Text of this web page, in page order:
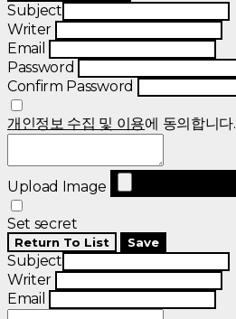
Subject
Writer
Email
Password
Confirm Password
개인정보 수집 및 이용에 동의합니다.
Upload Image
Set secret
Return To List Save
Subject
Writer
Email